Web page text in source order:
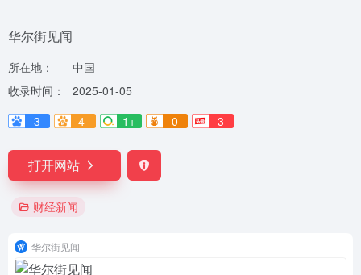
华尔街见闻
所在地：
中国
收录时间：
2025-01-05
3
4- 1+ 0 3
打开网站
财经新闻
华尔街见闻